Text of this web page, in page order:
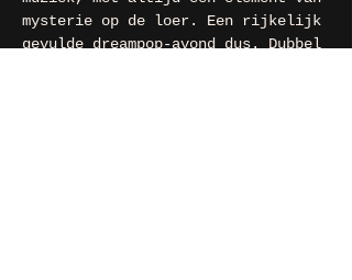
mysterie op de loer. Een rijkelijk
gevulde dreampop-avond dus. Dubbel